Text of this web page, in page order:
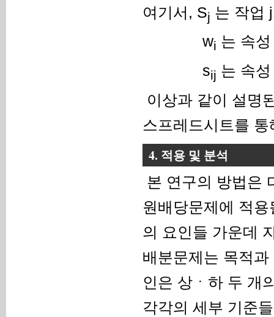
여기서, Sj 는 작업
wi 는 속
sij 는 속
이상과 같이 설명
스프레드시트를
4. 적용 및 분석
본 연구의 방법은
원배당문제에 적
의 요인들 가운데
배분문제는 목적
인은 상ㆍ하 두 개
각각의 세부 기준